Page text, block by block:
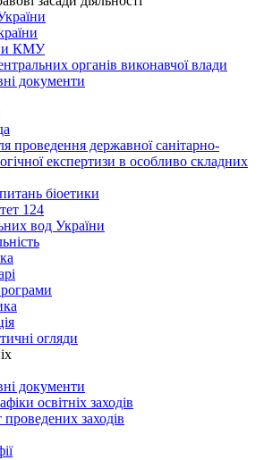
КМУ
органів виконавчої влади
документи
проведення державної санітарно-
експертизи в особливо складних
біоетики
124
вод України
огляди
документи
освітніх заходів
заходів